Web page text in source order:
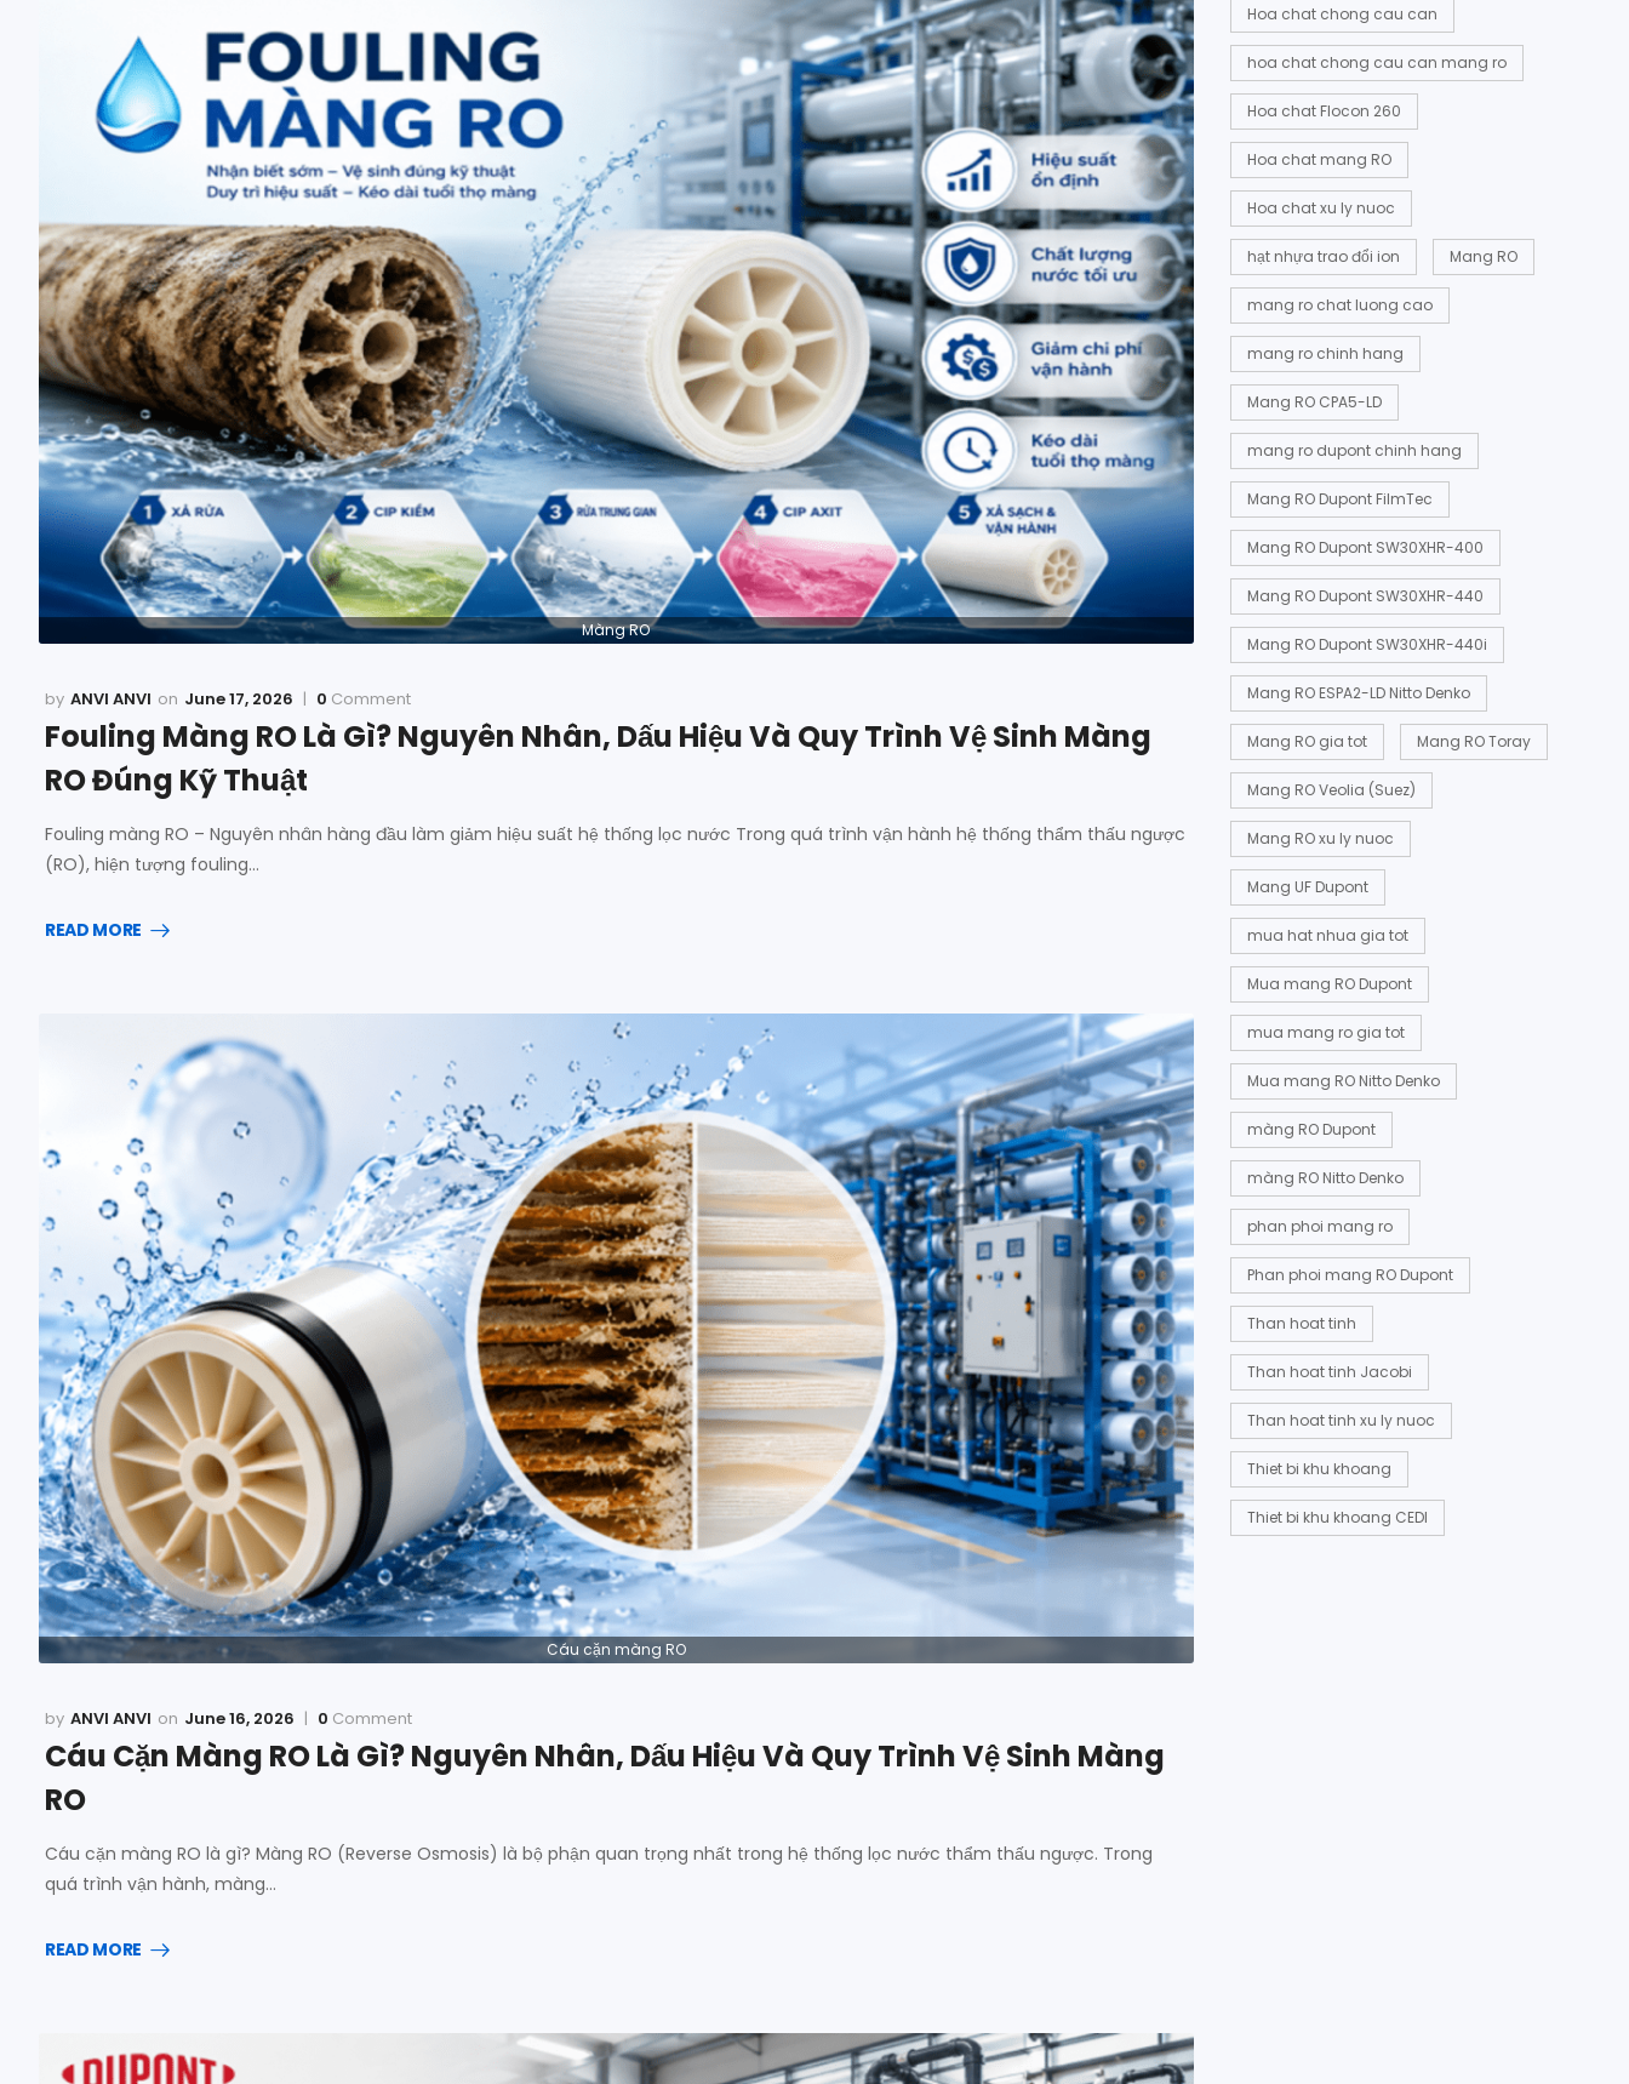
Màng RO
ANVI ANVI June 17, 2026 0 Comment
Fouling Màng RO Là Gì? Nguyên Nhân, Dấu Hiệu Và Quy Trình Vệ Sinh Màng
RO Đúng Kỹ Thuật
Fouling màng RO – Nguyên nhân hàng đầu làm giảm hiệu suất hệ thống lọc nước Trong quá trình vận hành hệ thống thẩm thấu ngược
(RO), hiện tượng fouling…
READ MORE
Cáu cặn màng RO
ANVI ANVI June 16, 2026 0 Comment
Cáu Cặn Màng RO Là Gì? Nguyên Nhân, Dấu Hiệu Và Quy Trình Vệ Sinh Màng
RO
Cáu cặn màng RO là gì? Màng RO (Reverse Osmosis) là bộ phận quan trọng nhất trong hệ thống lọc nước thẩm thấu ngược. Trong
quá trình vận hành, màng…
READ MORE
Hoa chat chong cau can
hoa chat chong cau can mang ro
Hoa chat Flocon 260
Hoa chat mang RO
Hoa chat xu ly nuoc
hạt nhựa trao đổi ion Mang RO
mang ro chat luong cao
mang ro chinh hang
Mang RO CPA5-LD
mang ro dupont chinh hang
Mang RO Dupont FilmTec
Mang RO Dupont SW30XHR-400
Mang RO Dupont SW30XHR-440
Mang RO Dupont SW30XHR-440i
Mang RO ESPA2-LD Nitto Denko
Mang RO gia tot Mang RO Toray
Mang RO Veolia (Suez)
Mang RO xu ly nuoc
Mang UF Dupont
mua hat nhua gia tot
Mua mang RO Dupont
mua mang ro gia tot
Mua mang RO Nitto Denko
màng RO Dupont
màng RO Nitto Denko
phan phoi mang ro
Phan phoi mang RO Dupont
Than hoat tinh
Than hoat tinh Jacobi
Than hoat tinh xu ly nuoc
Thiet bi khu khoang
Thiet bi khu khoang CEDI